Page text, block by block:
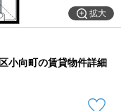
ら
拡大
小向町の賃貸物件詳細